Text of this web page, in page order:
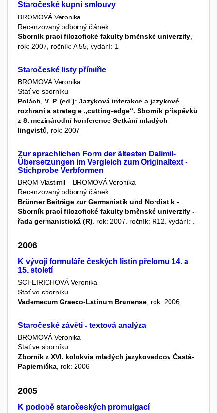
Staročeské kupní smlouvy
BROMOVÁ Veronika
Recenzovaný odborný článek
Sborník prací filozofické fakulty brněnské univerzity
rok: 2007, ročník: A 55, vydání: 1
Staročeské listy přímiřie
BROMOVÁ Veronika
Stať ve sborníku
Polách, V. P. (ed.): Jazyková interakce a jazykové
rozhraní a strategie „cutting-edge“. Sborník příspěvků
z 8. mezinárodní konference Setkání mladých
lingvistů , rok: 2007
Zur sprachlichen Form der ältesten Dalimil-
Übersetzungen im Vergleich zum Originaltext -
Stichprobe Verbformen
BROM Vlastimil
BROMOVÁ Veronika
Recenzovaný odborný článek
Brünner Beiträge zur Germanistik und Nordistik -
Sborník prací filozofické fakulty brněnské univerzity -
řada germanistická (R) , rok: 2007, ročník: R12, vydání: .
2006
K vývoji formuláře českých listin přelomu 14. a
15. století
SCHEIRICHOVÁ Veronika
Stať ve sborníku
Vademecum Graeco-Latinum Brunense , rok: 2006
Staročeské závěti - textová analýza
BROMOVÁ Veronika
Stať ve sborníku
Zborník z XVI. kolokvia mladých jazykovedcov Častá-
Papiernička , rok: 2006
2005
K podobě staročeských promulgací